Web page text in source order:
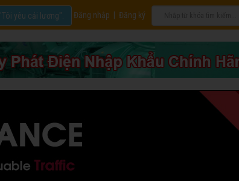
Đăng nhập Đăng ký
yêu cải lương".